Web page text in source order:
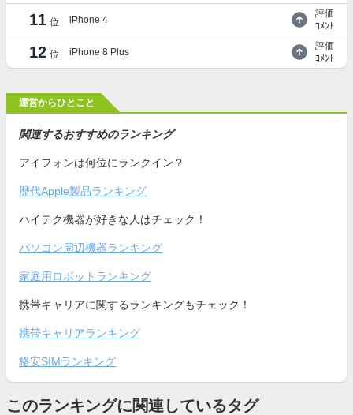
11 位 iPhone 4
評価
ｺﾒﾝﾄ
12 位 iPhone 8 Plus
評価
ｺﾒﾝﾄ
運営からひとこと
関連するおすすめのランキング
アイフォンは何位にランクイン？
歴代Apple製品ランキング
ハイテク機器が好きな人はチェック！
パソコン周辺機器ランキング
家庭用ロボットランキング
携帯キャリアに関するランキングもチェック！
携帯キャリアランキング
格安SIMランキング
このランキングに関連しているタグ